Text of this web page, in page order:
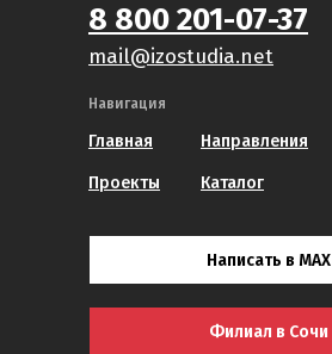
Главная
Навигация
Направления
Каталог
8 800 201-07-37
Проекты
mail@izostudia.net
Написать в MAX
Филиал в Сочи